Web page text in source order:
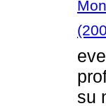
su